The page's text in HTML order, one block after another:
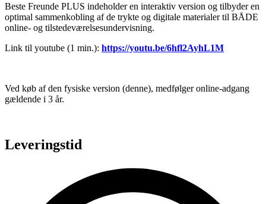
Beste Freunde PLUS indeholder en interaktiv version og tilbyder en
optimal sammenkobling af de trykte og digitale materialer til BÅDE
online- og tilstedeværelsesundervisning.
Link til youtube (1 min.): https://youtu.be/6hfl2AyhL1M
Ved køb af den fysiske version (denne), medfølger online-adgang
gældende i 3 år.
Leveringstid